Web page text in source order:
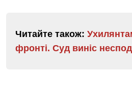
Читайте також:
фронті. Суд виніс